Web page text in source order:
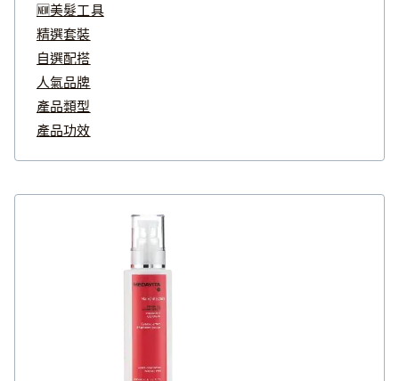
🆕美髮工具
精選套裝
自選配搭
人氣品牌
產品類型
產品功效